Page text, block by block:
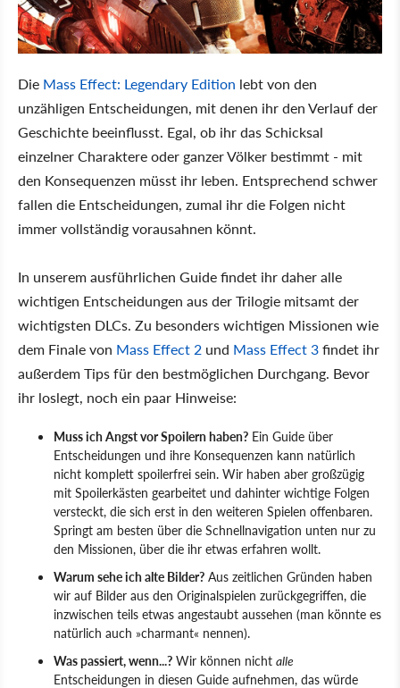
Die Mass Effect: Legendary Edition lebt von den
unzähligen Entscheidungen, mit denen ihr den Verlauf der
Geschichte beeinflusst. Egal, ob ihr das Schicksal
einzelner Charaktere oder ganzer Völker bestimmt - mit
den Konsequenzen müsst ihr leben. Entsprechend schwer
fallen die Entscheidungen, zumal ihr die Folgen nicht
immer vollständig vorausahnen könnt.
In unserem ausführlichen Guide findet ihr daher alle
wichtigen Entscheidungen aus der Trilogie mitsamt der
wichtigsten DLCs. Zu besonders wichtigen Missionen wie
dem Finale von Mass Effect 2 und Mass Effect 3findet ihr
außerdem Tips für den bestmöglichen Durchgang. Bevor
ihr loslegt, noch ein paar Hinweise:
Muss ich Angst vor Spoilern haben? Ein Guide über
Entscheidungen und ihre Konsequenzen kann natürlich
nicht komplett spoilerfrei sein. Wir haben aber großzügig
mit Spoilerkästen gearbeitet und dahinter wichtige Folgen
versteckt, die sich erst in den weiteren Spielen offenbaren.
Springt am besten über die Schnellnavigation unten nur zu
den Missionen, über die ihr etwas erfahren wollt.
Warum sehe ich alte Bilder? Aus zeitlichen Gründen haben
wir auf Bilder aus den Originalspielen zurückgegriffen, die
inzwischen teils etwas angestaubt aussehen (man könnte es
natürlich auch »charmant« nennen).
Was passiert, wenn...? Wir können nicht alle
Entscheidungen in diesen Guide aufnehmen, das würde